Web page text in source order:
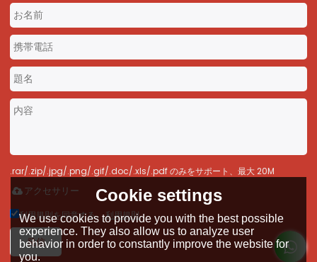
.rar/.zip/.jpg/.png/.gif/.doc/.xls/.pdf のみをサポート、最大 20M
アクセサリー
利用規則を同意する。,利用規則
発信
Cookie settings
We use cookies to provide you with the best possible
experience. They also allow us to analyze user
behavior in order to constantly improve the website for
you.